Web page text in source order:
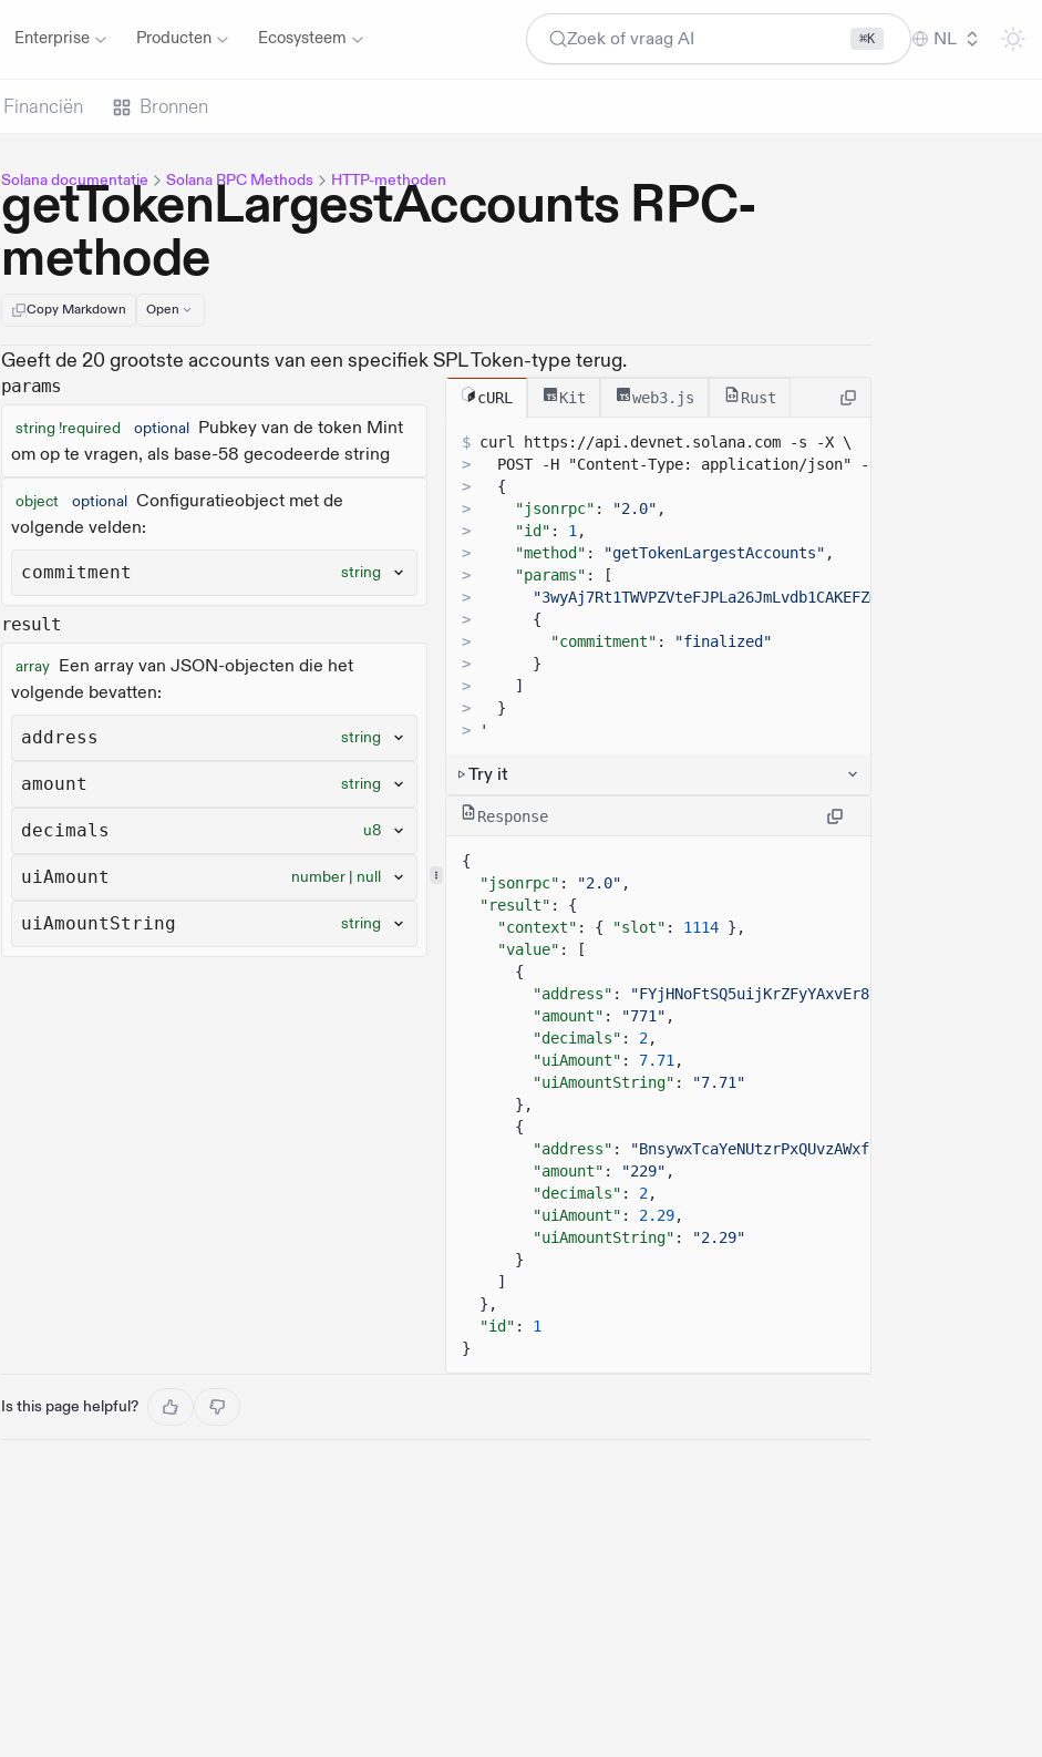
Enterprise Producten Ecosysteem Zoek of vraag AI ⌘K NL
Financiën Bronnen
Solana documentatie Solana RPC Methods HTTP-methoden
getTokenLargestAccounts RPC-
methode
Copy Markdown Open
Geeft de 20 grootste accounts van een specifiek SPL Token-type terug.
params
string !required optional Pubkey van de token Mint
om op te vragen, als base-58 gecodeerde string
object optional Configuratieobject met de
volgende velden:
commitment string
result
array Een array van JSON-objecten die het
volgende bevatten:
address string
amount string
decimals u8
uiAmount number | null
uiAmountString string
cURL Kit web3.js Rust
$ curl https://api.devnet.solana.com -s -X \
>
  POST -H "Content-Type: application/json" -d '
>
{
>
"jsonrpc" : "2.0" ,
>
"id" : 1,
>
"method" : "getTokenLargestAccounts" ,
>
"params" : [
>
"3wyAj7Rt1TWVPZVteFJPLa26JmLvdb1CAKEFZm3NY75E"
>
{
>
"commitment" :
"finalized"
>
}
>
]
>
}
>
'
Try it
Response
{
"jsonrpc" : "2.0" ,
"result" : {
"context" : { "slot" : 1114 },
"value" : [
{
"address" : "FYjHNoFtSQ5uijKrZFyYAxvEr87hsKXkXcxkcmkBAf4r"
"amount" : "771" ,
"decimals" : 2,
"uiAmount" : 7.71,
"uiAmountString" :
"7.71"
},
{
"address" : "BnsywxTcaYeNUtzrPxQUvzAWxfzZe3ZLUJ4wMMuLESnu"
"amount" : "229" ,
"decimals" : 2,
"uiAmount" : 2.29,
"uiAmountString" :
"2.29"
}
]
},
"id" :
1
}
Is this page helpful?